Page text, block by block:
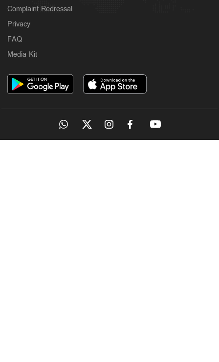
ഇന്‍സ്റ്റഗ്രാം സ്റ്റാറ്റസിട്ട് അര്‍ജുന്‍
3 hours ago
Complaint Redressal
Privacy
FAQ
Media Kit